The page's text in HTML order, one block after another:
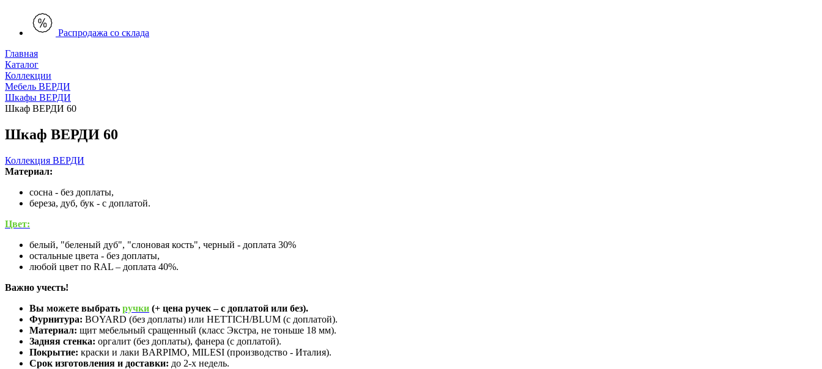
Распродажа со склада
Главная
Каталог
Коллекции
Мебель ВЕРДИ
Шкафы ВЕРДИ
Шкаф ВЕРДИ 60
Шкаф ВЕРДИ 60
Коллекция ВЕРДИ
Материал:
сосна - без доплаты,
береза, дуб, бук - с доплатой.
Цвет:
белый, "беленый дуб", "слоновая кость", черный - доплата 30%
остальные цвета - без доплаты,
любой цвет по RAL – доплата 40%.
Важно учесть!
Вы можете выбрать ручки (+ цена ручек – с доплатой или без).
Фурнитура: BOYARD (без доплаты) или HETTICH/BLUM (с доплатой).
Материал: щит мебельный сращенный (класс Экстра, не тоньше 18 мм).
Задняя стенка: оргалит (без доплаты), фанера (с доплатой).
Покрытие: краски и лаки BARPIMO, MILESI (производство - Италия).
Срок изготовления и доставки: до 2-х недель.